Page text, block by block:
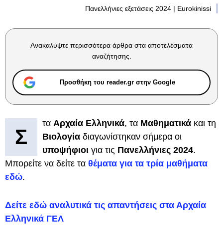
Πανελλήνιες εξετάσεις 2024 | Eurokinissi
Ανακαλύψτε περισσότερα άρθρα στα αποτελέσματα
αναζήτησης.
Προσθήκη του reader.gr στην Google
Σ
τα Αρχαία Ελληνικά, τα Μαθηματικά και τη
Βιολογία διαγωνίστηκαν σήμερα οι
υποψήφιοι για τις Πανελλήνιες 2024.
Μπορείτε να δείτε τα θέματα για τα τρία μαθήματα
εδώ.
Δείτε εδώ αναλυτικά τις απαντήσεις στα Αρχαία
Ελληνικά ΓΕΛ